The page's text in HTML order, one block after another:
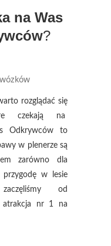
na Was
?
rozglądać się
czekają na
Odkrywców to
w plenerze są
zarówno dla
w lesie
od
atrakcja nr 1 na